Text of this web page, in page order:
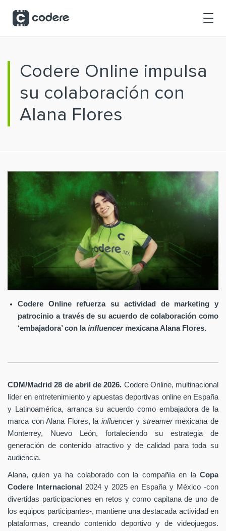
Codere Online impulsa
su colaboración con
Alana Flores
Codere Online refuerza su actividad de marketing y
patrocinio a través de su acuerdo de colaboración como
‘embajadora’ con lainfluencermexicana Alana Flores.
CDM/Madrid 28 de abril de 2026. Codere Online, multinacional
líder en entretenimiento y apuestas deportivas online en España
y Latinoamérica, arranca su acuerdo como embajadora de la
marca con Alana Flores, la influencery streamer mexicana de
Monterrey, Nuevo León, fortaleciendo su estrategia de
generación de contenido atractivo y de calidad para toda su
audiencia.
Alana, quien ya ha colaborado con la compañía en la Copa
Codere Internacional 2024 y 2025 en España y México -con
divertidas participaciones en retos y como capitana de uno de
los equipos participantes-, mantiene una destacada actividad en
plataformas, creando contenido deportivo y de videojuegos.